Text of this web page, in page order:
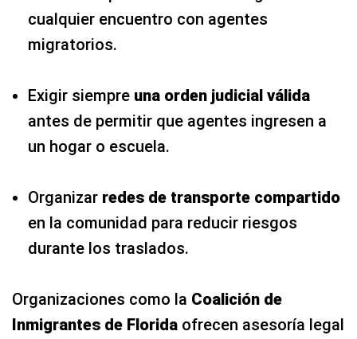
cualquier encuentro con agentes
migratorios.
Exigir siempre una orden judicial válida
antes de permitir que agentes ingresen a
un hogar o escuela.
Organizar redes de transporte compartido
en la comunidad para reducir riesgos
durante los traslados.
Organizaciones como la Coalición de
Inmigrantes de Florida ofrecen asesoría legal